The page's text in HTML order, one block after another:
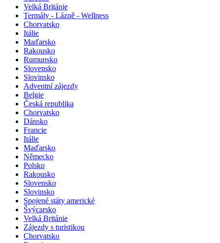
Velká Británie
Termály - Lázně - Wellness
Chorvatsko
Itálie
Maďarsko
Rakousko
Rumunsko
Slovensko
Slovinsko
Adventní zájezdy
Belgie
Česká republika
Chorvatsko
Dánsko
Francie
Itálie
Maďarsko
Německo
Polsko
Rakousko
Slovensko
Slovinsko
Spojené státy americké
Švýcarsko
Velká Británie
Zájezdy s turistikou
Chorvatsko